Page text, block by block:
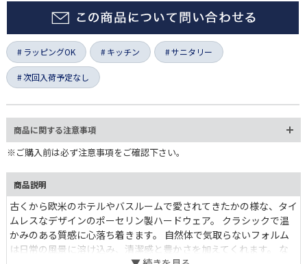
ラッピングOK キッチン サニタリー
次回入荷予定なし
商品に関する注意事項
※ご購入前は必ず注意事項をご確認下さい。
商品説明
古くから欧米のホテルやバスルームで愛されてきたかの様な、タイ
ムレスなデザインのポーセリン製ハードウェア。 クラシックで温
かみのある質感に心落ち着きます。 自然体で気取らないフォルム
は日常の風景に溶け込み、清潔感と豊かさを加えてくれます。 な